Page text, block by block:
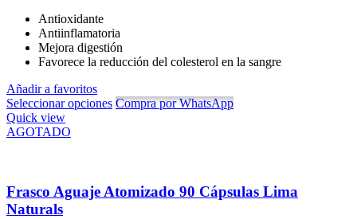
desde
S/ 39.00
hasta
S/ 99.00
Antioxidante
Antiinflamatoria
Mejora digestión
Favorece la reducción del colesterol en la sangre
Añadir a favoritos
Seleccionar opciones Compra por WhatsApp
Quick view
AGOTADO
Frasco Aguaje Atomizado 90 Cápsulas Lima
Naturals